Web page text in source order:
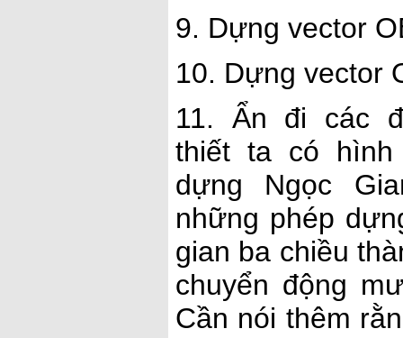
9. Dựng vector
10. Dựng vector
11. Ẩn đi các
thiết ta có
dựng Ngọc
những phép
gian ba chiều
chuyển động
Cần nói thêm